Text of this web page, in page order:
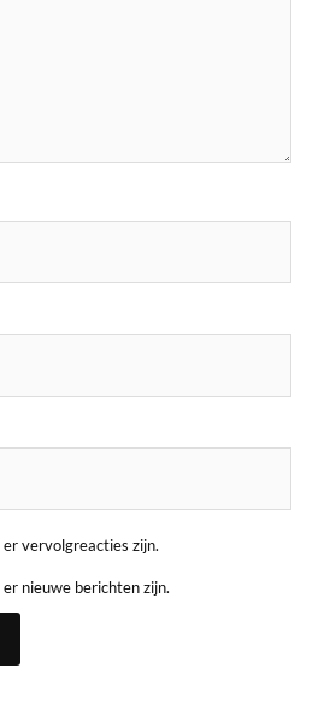
vervolgreacties zijn.
nieuwe berichten zijn.